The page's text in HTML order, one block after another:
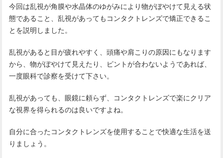
今回は乱視が角膜や水晶体のゆがみにより物がぼやけて見える状
態であること、乱視があってもコンタクトレンズで矯正できるこ
とを説明しました。
乱視があると目が疲れやすく、頭痛や肩こりの原因にもなります
から、物がぼやけて見えたり、ピントが合わないようであれば、
一度眼科で診察を受けて下さい。
乱視があっても、眼鏡に頼らず、コンタクトレンズで楽にクリア
な視界を得られるのは良いですよね。
自分に合ったコンタクトレンズを使用することで快適な生活を送
りましょう。